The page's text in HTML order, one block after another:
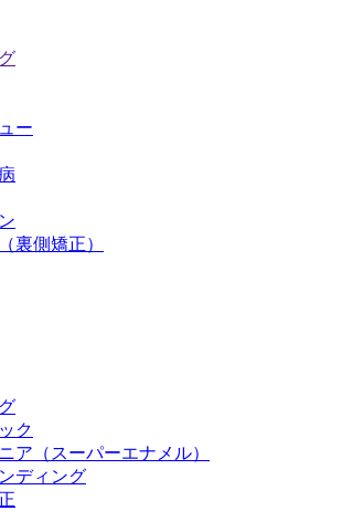
ー
裏側矯正）
ク
ア （スーパーエナメル）
ディング